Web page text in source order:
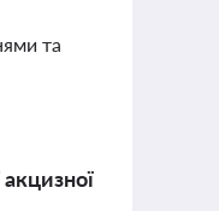
та